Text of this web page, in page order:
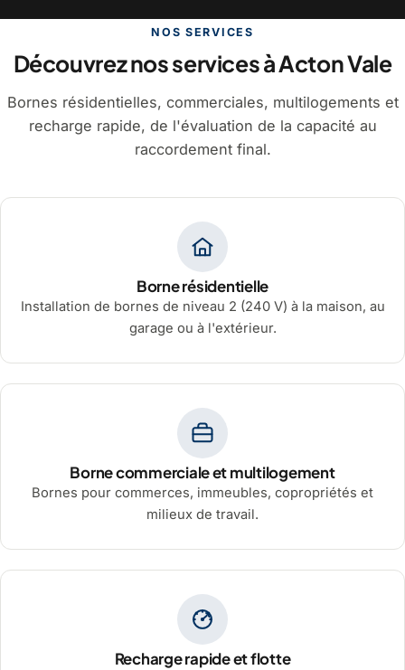
NOS SERVICES
Découvrez nos services à Acton Vale
Bornes résidentielles, commerciales, multilogements et
recharge rapide, de l'évaluation de la capacité au
raccordement final.
Borne résidentielle
Installation de bornes de niveau 2 (240 V) à la maison, au
garage ou à l'extérieur.
Borne commerciale et multilogement
Bornes pour commerces, immeubles, copropriétés et
milieux de travail.
Recharge rapide et flotte